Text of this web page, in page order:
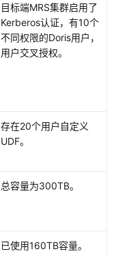
目标端MRS集群启用了
Kerberos认证，有10个
不同权限的Doris用户，
用户交叉授权。
存在20个用户自定义
UDF。
总容量为300TB。
已使用160TB容量。